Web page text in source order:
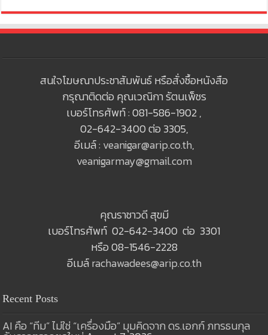
สนใจโฆษณาประชาสัมพันธ์ หรือสั่งซื้อหนังสือ
กรุณาติดต่อ คุณเวณิกา รัตนเพ็ชร
เบอร์โทรศัพท์ : 081-586-1902 ,
02-642-3400 ต่อ 3305,
อีเมล์ : veanigar@arip.co.th,
veanigarmay@gmail.com
คุณราชาวดี สุขมี
เบอร์โทรศัพท์ 02-642-3400 ต่อ 3301
หรือ 08-1546-2228
อีเมล์rachawadees@arip.co.th
Recent Posts
AI คือ “ทีม” ไม่ใช่ “เครื่องมือ” มุมคิดจาก ดร.เอกก์ ภทรธนกุล